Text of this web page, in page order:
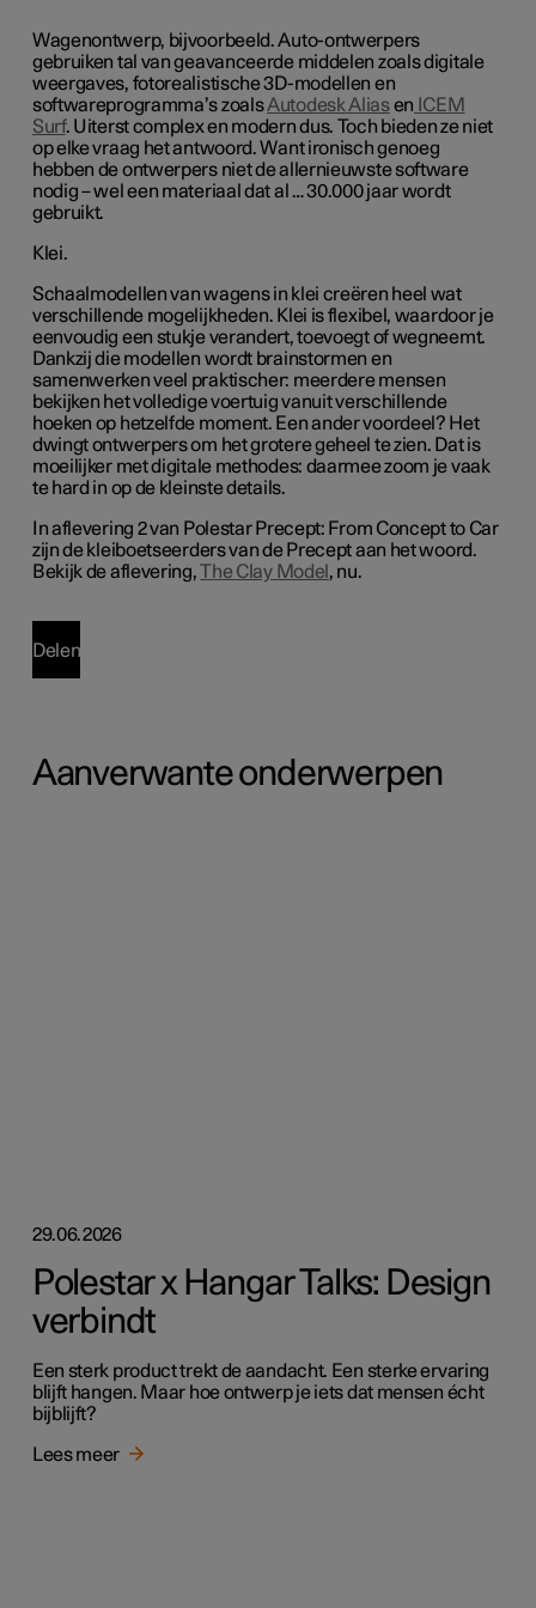
Wagenontwerp, bijvoorbeeld. Auto-ontwerpers
gebruiken tal van geavanceerde middelen zoals digitale
weergaves, fotorealistische 3D-modellen en
softwareprogramma’s zoalsAutodesk Aliasen ICEM
Surf. Uiterst complex en modern dus. Toch bieden ze niet
op elke vraag het antwoord. Want ironisch genoeg
hebben de ontwerpers niet de allernieuwste software
nodig – wel een materiaal dat al … 30.000 jaar wordt
gebruikt.
Klei.
Schaalmodellen van wagens in klei creëren heel wat
verschillende mogelijkheden. Klei is flexibel, waardoor je
eenvoudig een stukje verandert, toevoegt of wegneemt.
Dankzij die modellen wordt brainstormen en
samenwerken veel praktischer: meerdere mensen
bekijken het volledige voertuig vanuit verschillende
hoeken op hetzelfde moment. Een ander voordeel? Het
dwingt ontwerpers om het grotere geheel te zien. Dat is
moeilijker met digitale methodes: daarmee zoom je vaak
te hard in op de kleinste details.
In aflevering 2 van Polestar Precept: From Concept to Car
zijn de kleiboetseerders van de Precept aan het woord.
Bekijk de aflevering,The Clay Model , nu.
Delen
Aanverwante onderwerpen
29.06.2026
Polestar x Hangar Talks: Design
verbindt
Een sterk product trekt de aandacht. Een sterke ervaring
blijft hangen. Maar hoe ontwerp je iets dat mensen écht
bijblijft?
Lees meer